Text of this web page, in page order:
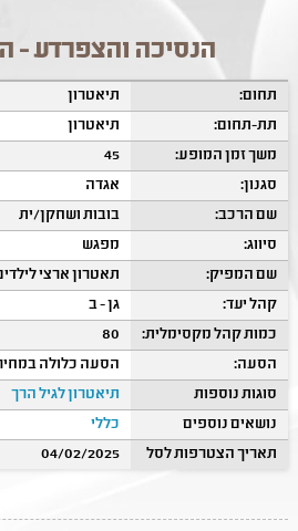
הנסיכה והצפרדע -
תחום:
תיאטרון
תת-תחום:
תיאטרון
משך זמן המופע:
45
סגנון:
אגדה
שם הרכב:
בובות ושחקן/ית
סיווג:
מפגש
שם המפיק:
תאטרון ארצי
קהל יעד:
גן - ב
כמות קהל מקסימלית:
80
הסעה:
הסעה כלולה
סוגות נוספות
תיאטרון לגיל הרך
נושאים נוספים
כללי
תאריך הצטרפות לסל
04/02/2025